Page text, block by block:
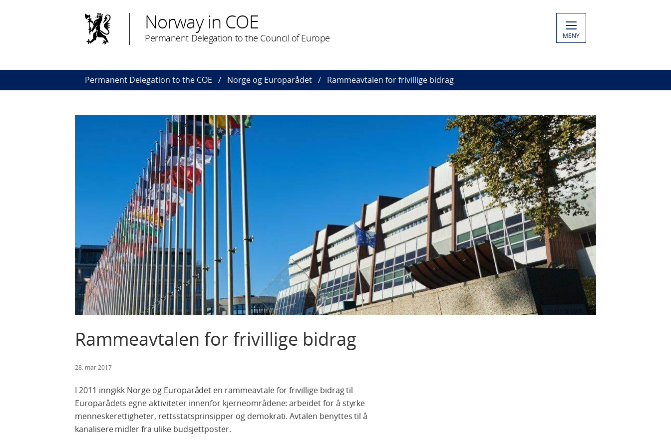
Norway in COE
Permanent Delegation to the Council of Europe MENY
Permanent Delegation to the COE Norge og Europarådet Rammeavtalen for frivillige bidrag
Rammeavtalen for frivillige bidrag
28. mar 2017
I 2011 inngikk Norge og Europarådet en rammeavtale for frivillige bidrag til
Europarådets egne aktiviteter innenfor kjerneområdene: arbeidet for å styrke
menneskerettigheter, rettsstatsprinsipper og demokrati. Avtalen benyttes til å
kanalisere midler fra ulike budsjettposter.